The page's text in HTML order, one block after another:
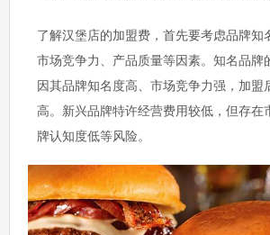
了解汉堡店的加盟费，首先要考虑品牌知
市场竞争力、产品质量等因素。知名品牌
因其品牌知名度高、市场竞争力强，加盟
高。新兴品牌特许经营费用较低，但存在
牌认知度低等风险。